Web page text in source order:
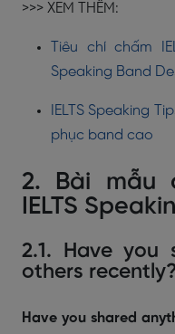
>>> XEM THÊM:
Tiêu chí chấm
Speaking Band
IELTS Speaking
phục band cao
2. Bài mẫu
IELTS
2.1. Have you
others recently?
Have you shared